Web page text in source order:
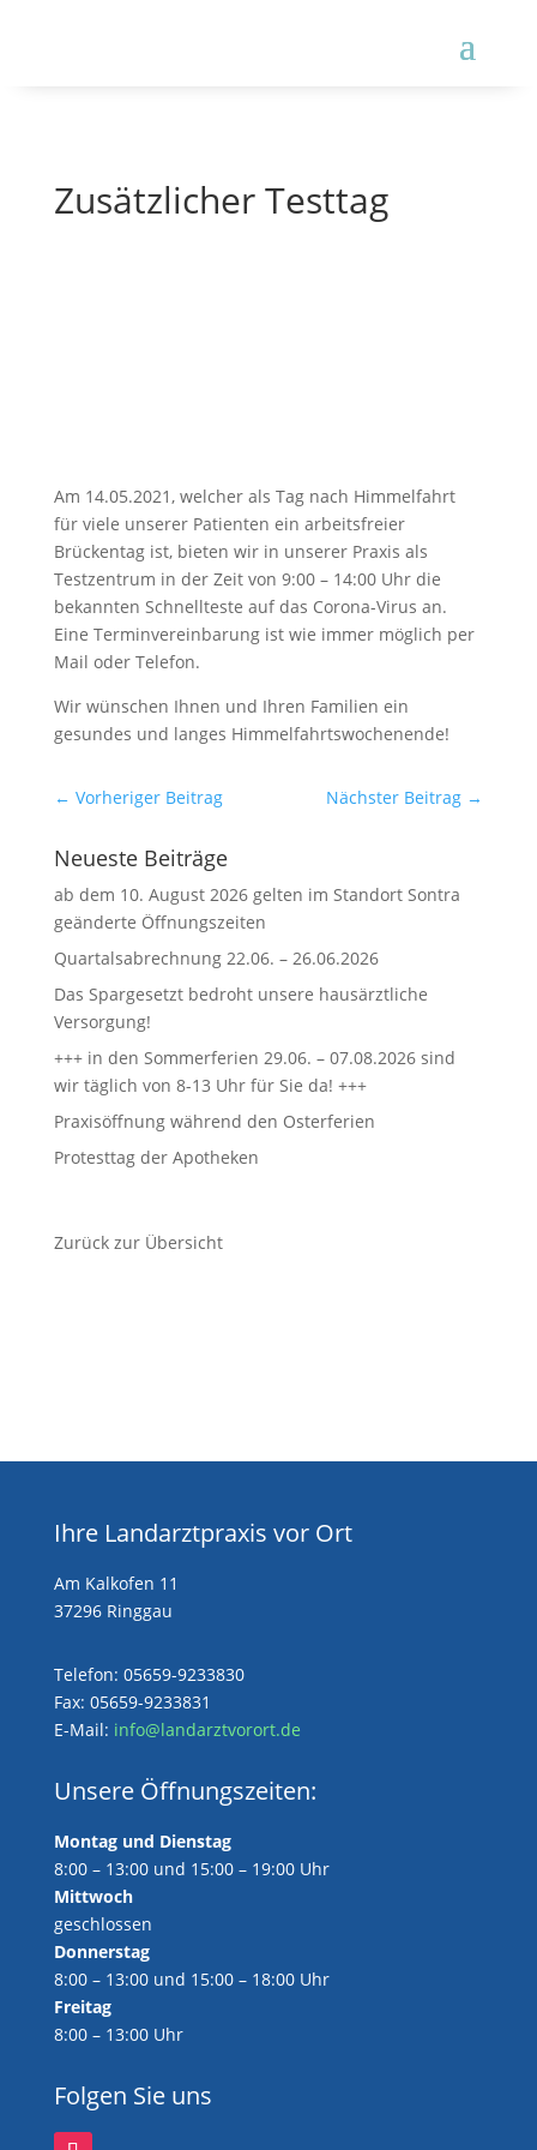
Zusätzlicher Testtag
Am 14.05.2021, welcher als Tag nach Himmelfahrt
für viele unserer Patienten ein arbeitsfreier
Brückentag ist, bieten wir in unserer Praxis als
Testzentrum in der Zeit von 9:00 – 14:00 Uhr die
bekannten Schnellteste auf das Corona-Virus an.
Eine Terminvereinbarung ist wie immer möglich per
Mail oder Telefon.
Wir wünschen Ihnen und Ihren Familien ein
gesundes und langes Himmelfahrtswochenende!
← Vorheriger Beitrag Nächster Beitrag →
Neueste Beiträge
ab dem 10. August 2026 gelten im Standort Sontra
geänderte Öffnungszeiten
Quartalsabrechnung 22.06. – 26.06.2026
Das Spargesetzt bedroht unsere hausärztliche
Versorgung!
+++ in den Sommerferien 29.06. – 07.08.2026 sind
wir täglich von 8-13 Uhr für Sie da! +++
Praxisöffnung während den Osterferien
Protesttag der Apotheken
Zurück zur Übersicht
Ihre Landarztpraxis vor Ort
Am Kalkofen 11
37296 Ringgau
Telefon: 05659-9233830
Fax: 05659-9233831
E-Mail: info@landarztvorort.de
Unsere Öffnungszeiten:
Montag und Dienstag
8:00 – 13:00 und 15:00 – 19:00 Uhr
Mittwoch
geschlossen
Donnerstag
8:00 – 13:00 und 15:00 – 18:00 Uhr
Freitag
8:00 – 13:00 Uhr
Folgen Sie uns